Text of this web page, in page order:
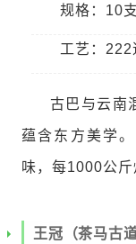
规格：10
工艺：222
古巴与云南
蕴含东方美学
味，每1000公
王冠（茶马古道